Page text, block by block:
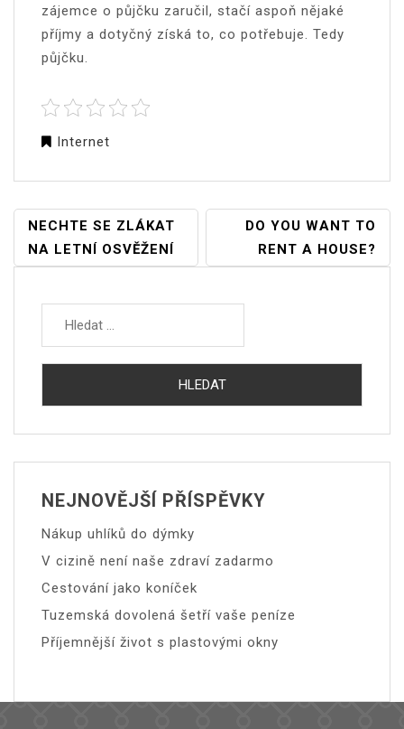
zájemce o půjčku zaručil, stačí aspoň nějaké
příjmy a dotyčný získá to, co potřebuje. Tedy
půjčku.
Internet
NAVIGACE
PRO
PŘÍSPĚVEK
NECHTE SE ZLÁKAT
NA LETNÍ OSVĚŽENÍ
DO YOU WANT TO
RENT A HOUSE?
Vyhledávání
NEJNOVĚJŠÍ PŘÍSPĚVKY
Nákup uhlíků do dýmky
V cizině není naše zdraví zadarmo
Cestování jako koníček
Tuzemská dovolená šetří vaše peníze
Příjemnější život s plastovými okny